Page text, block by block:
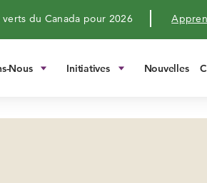
du Canada pour 2026
Nous Initiatives Nouvelles